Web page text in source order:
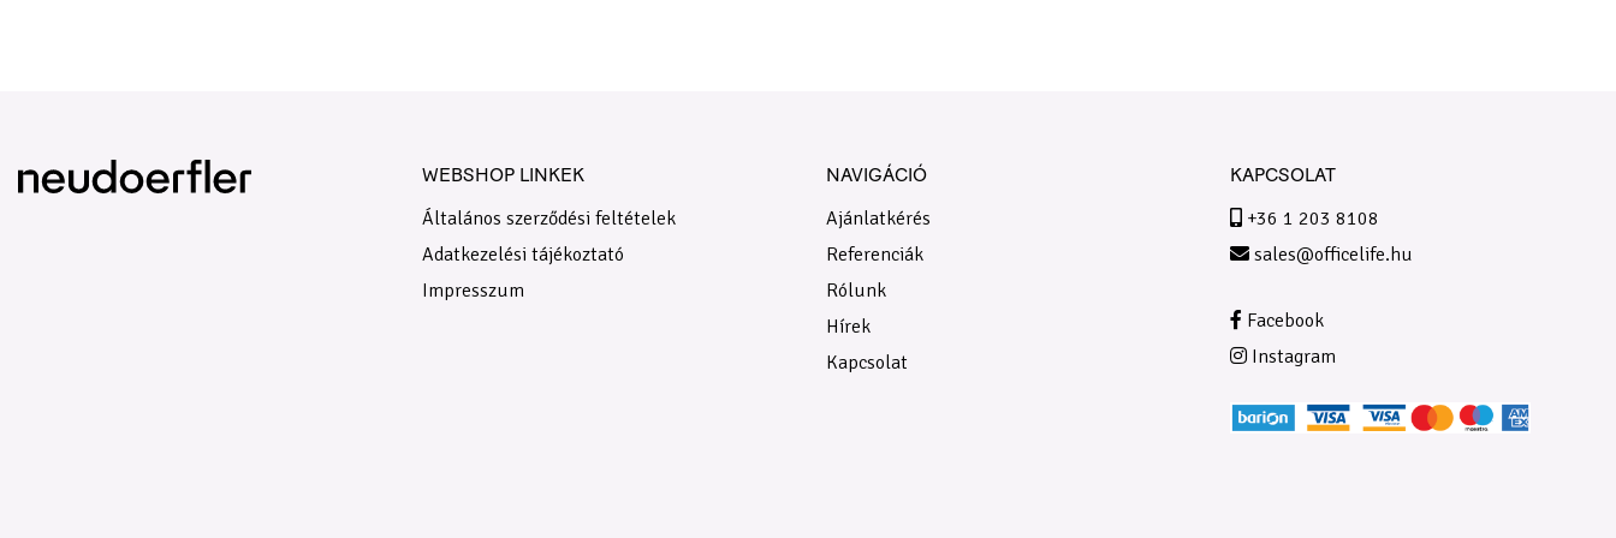
WEBSHOP LINKEK
Általános szerződési feltételek
Adatkezelési tájékoztató
Impresszum
NAVIGÁCIÓ
Ajánlatkérés
Referenciák
Rólunk
Hírek
Kapcsolat
KAPCSOLAT
+36 1 203 8108
sales@officelife.hu
Facebook
Instagram